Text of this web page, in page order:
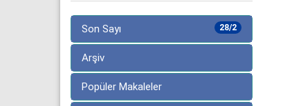
28/2
Son Sayı
Arşiv
Popüler Makaleler